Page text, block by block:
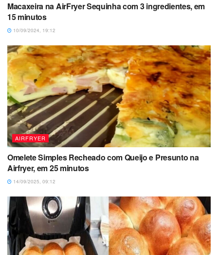
Macaxeira na AirFryer Sequinha com 3 ingredientes, em
15 minutos
10/09/2024, 19:12
AIRFRYER
Omelete Simples Recheado com Queijo e Presunto na
Airfryer, em 25 minutos
14/09/2025, 09:12